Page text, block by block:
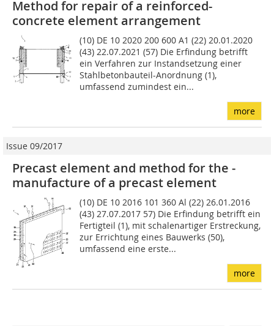
Method for repair of a reinforced-
concrete element arrangement
(10) DE 10 2020 200 600 A1 (22) 20.01.2020
(43) 22.07.2021 (57) Die Erfindung betrifft
ein Verfah­ren zur Instandsetzung einer
Stahlbetonbauteil-Anordnung (1),
umfassend zumindest ein...
more
Issue 09/2017
Precast element and method for the ­
manufacture of a precast element
(10) DE 10 2016 101 360 Al (22) 26.01.2016
(43) 27.07.2017 57) Die Erfindung betrifft ein
Fertig­teil (1), mit schalenartiger Erstreckung,
zur Errichtung eines Bauwerks (50),
umfassend eine erste...
more